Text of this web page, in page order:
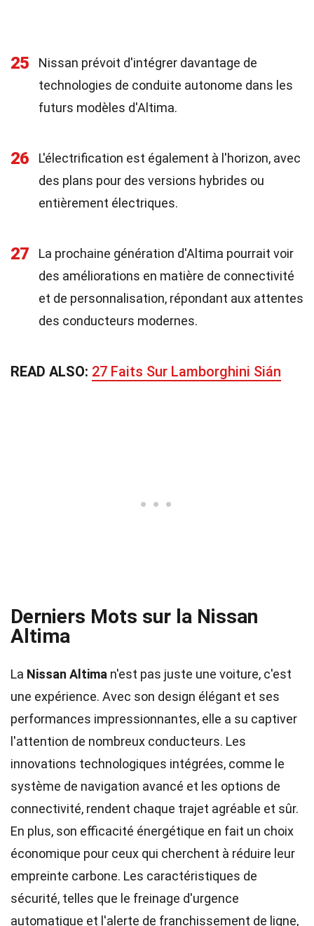
25
Nissan prévoit d'intégrer davantage de
technologies de conduite autonome dans les
futurs modèles d'Altima.
26
L'électrification est également à l'horizon, avec
des plans pour des versions hybrides ou
entièrement électriques.
27
La prochaine génération d'Altima pourrait voir
des améliorations en matière de connectivité
et de personnalisation, répondant aux attentes
des conducteurs modernes.
READ ALSO: 27 Faits Sur Lamborghini Sián
Derniers Mots sur la Nissan
Altima
La Nissan Altima n'est pas juste une voiture, c'est
une expérience. Avec son design élégant et ses
performances impressionnantes, elle a su captiver
l'attention de nombreux conducteurs. Les
innovations technologiques intégrées, comme le
système de navigation avancé et les options de
connectivité, rendent chaque trajet agréable et sûr.
En plus, son efficacité énergétique en fait un choix
économique pour ceux qui cherchent à réduire leur
empreinte carbone. Les caractéristiques de
sécurité, telles que le freinage d'urgence
automatique et l'alerte de franchissement de ligne,